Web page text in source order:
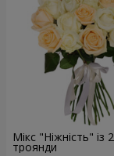
Мікс "Ніжність" із
троянди